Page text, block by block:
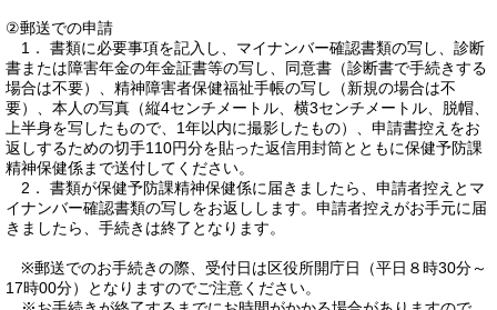
②郵送での申請
1． 書類に必要事項を記入し、マイナンバー確認書類の写し、診断
書または障害年金の年金証書等の写し、同意書（診断書で手続きする
場合は不要）、精神障害者保健福祉手帳の写し（新規の場合は不
要）、本人の写真（縦4センチメートル、横3センチメートル、脱帽、
上半身を写したもので、1年以内に撮影したもの）、申請書控えをお
返しするための切手110円分を貼った返信用封筒とともに保健予防課
精神保健係まで送付してください。
2． 書類が保健予防課精神保健係に届きましたら、申請者控えとマ
イナンバー確認書類の写しをお返しします。申請者控えがお手元に届
きましたら、手続きは終了となります。
※郵送でのお手続きの際、受付日は区役所開庁日（平日８時30分～
17時00分）となりますのでご注意ください。